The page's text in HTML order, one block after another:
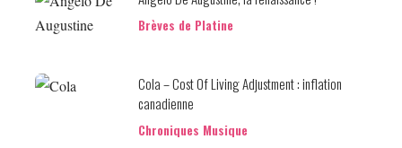
Brèves de Platine
Cola – Cost Of Living Adjustment : inflation
canadienne
Chroniques Musique